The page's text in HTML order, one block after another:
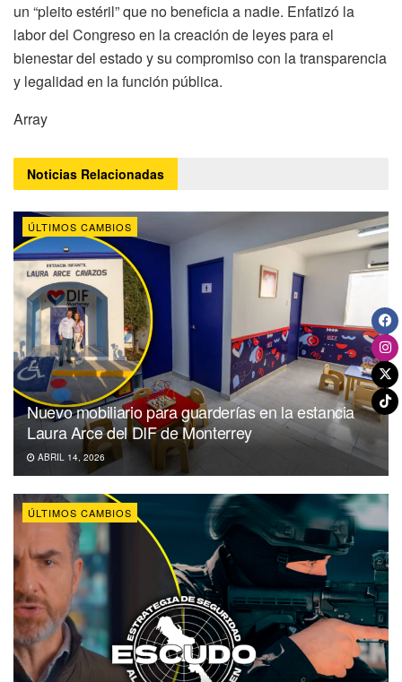
un “pleito estéril” que no beneficia a nadie. Enfatizó la
labor del Congreso en la creación de leyes para el
bienestar del estado y su compromiso con la transparencia
y legalidad en la función pública.
Array
Noticias Relacionadas
ÚLTIMOS CAMBIOS
Nuevo mobiliario para guarderías en la estancia
Laura Arce del DIF de Monterrey
ABRIL 14, 2026
ÚLTIMOS CAMBIOS